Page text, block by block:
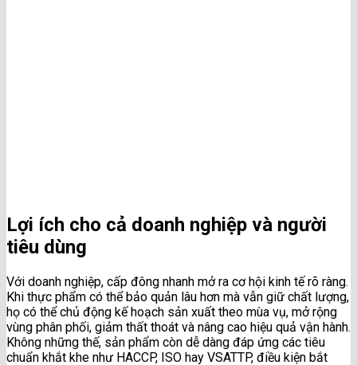
Lợi ích cho cả doanh nghiệp và người
tiêu dùng
Với doanh nghiệp, cấp đông nhanh mở ra cơ hội kinh tế rõ ràng.
Khi thực phẩm có thể bảo quản lâu hơn mà vẫn giữ chất lượng,
họ có thể chủ động kế hoạch sản xuất theo mùa vụ, mở rộng
vùng phân phối, giảm thất thoát và nâng cao hiệu quả vận hành.
Không những thế, sản phẩm còn dễ dàng đáp ứng các tiêu
chuẩn khắt khe như HACCP, ISO hay VSATTP, điều kiện bắt